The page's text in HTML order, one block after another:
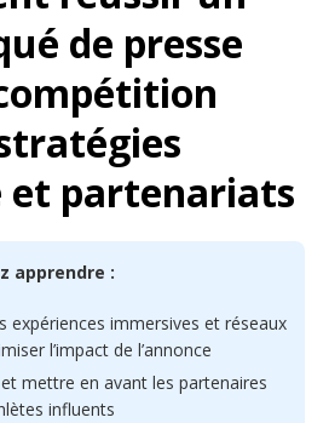
de presse
et partenariats
apprendre :
expériences immersives et réseaux
l’impact de l’annonce
mettre en avant les partenaires
influents